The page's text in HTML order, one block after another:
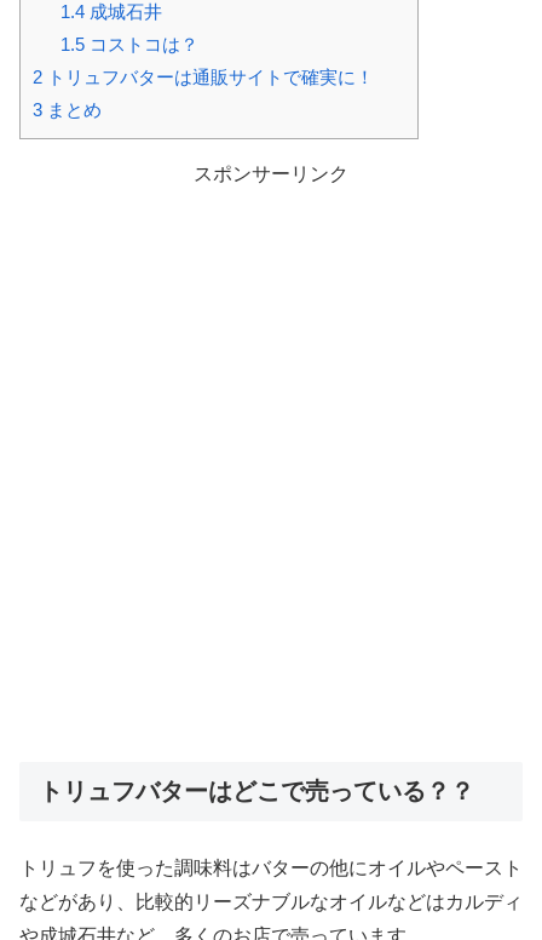
1.4成城石井
1.5コストコは？
2 トリュフバターは通販サイトで確実に！
3 まとめ
スポンサーリンク
トリュフバターはどこで売っている？？
トリュフを使った調味料はバターの他にオイルやペースト
などがあり、比較的リーズナブルなオイルなどはカルディ
や成城石井など、多くのお店で売っています。